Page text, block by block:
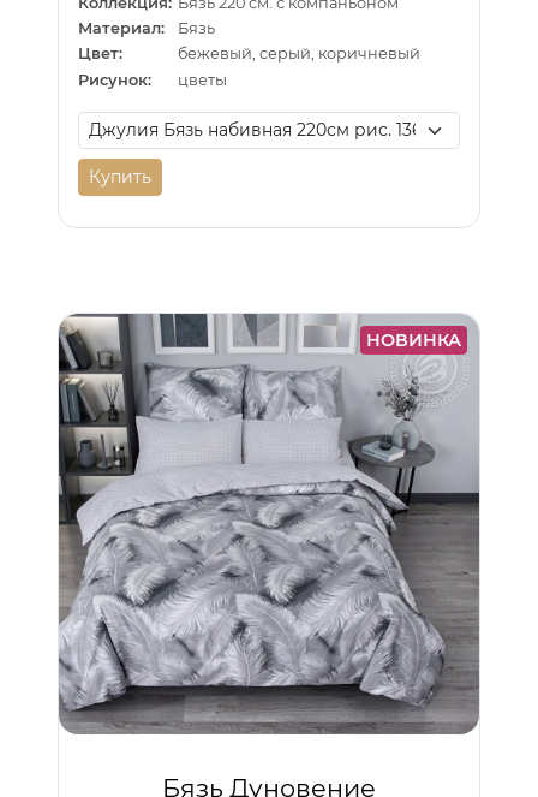
Материал:
Бязь
Цвет:
бежевый, серый, коричневый
Рисунок:
цветы
Купить
НОВИНКА
Бязь Дуновение